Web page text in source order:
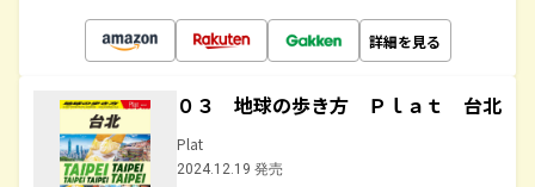
詳細を見る
０３ 地球の歩き方 Ｐｌａｔ 台北
Plat
2024.12.19 発売